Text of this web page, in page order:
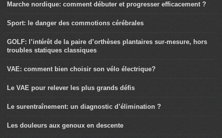
Marche nordique: comment débuter et progresser efficacement ?
Sport: le danger des commotions cérébrales
GOLF: l’intérêt de la paire d’orthèses plantaires sur-mesure, hors
troubles statiques classiques
VAE: comment bien choisir son vélo électrique?
Le VAE pour relever les plus grands défis
Le surentraînement: un diagnostic d’élimination ?
Les douleurs aux genoux en descente